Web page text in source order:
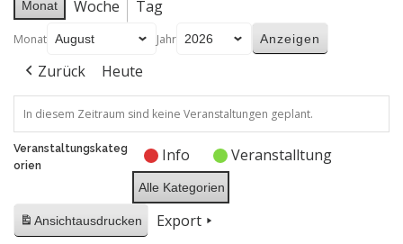
Monat Woche Tag
Monat Jahr
Zurück Heute
In diesem Zeitraum sind keine Veranstaltungen geplant.
Veranstaltungskateg
orien
Info Veranstalltung
Alle Kategorien
Ansichtausdrucken Export